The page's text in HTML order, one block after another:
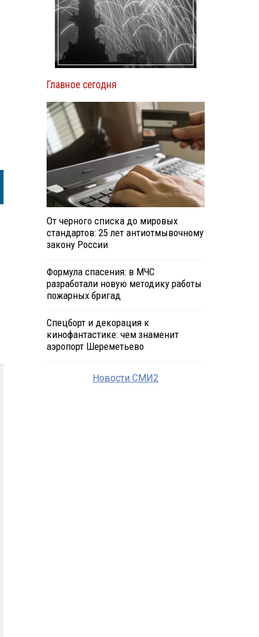
Главное сегодня
От черного списка до мировых
стандартов: 25 лет антиотмывочному
закону России
Формула спасения: в МЧС
разработали новую методику работы
пожарных бригад
Спецборт и декорация к
кинофантастике: чем знаменит
аэропорт Шереметьево
Новости СМИ2